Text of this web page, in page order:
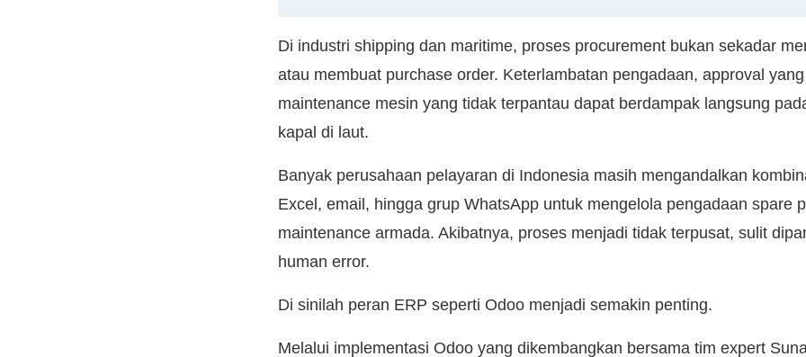
Di industri shipping dan maritime, proses procurement bukan sekadar
atau membuat purchase order. Keterlambatan pengadaan, approval
maintenance mesin yang tidak terpantau dapat berdampak langsung
kapal di laut.
Banyak perusahaan pelayaran di Indonesia masih mengandalkan
Excel, email, hingga grup WhatsApp untuk mengelola pengadaan spare
maintenance armada. Akibatnya, proses menjadi tidak terpusat, sulit
human error.
Di sinilah peran ERP seperti Odoo menjadi semakin penting.
Melalui implementasi Odoo yang dikembangkan bersama tim expert